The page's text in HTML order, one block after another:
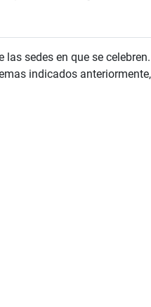
sedes en que se
indicados anteriormente,